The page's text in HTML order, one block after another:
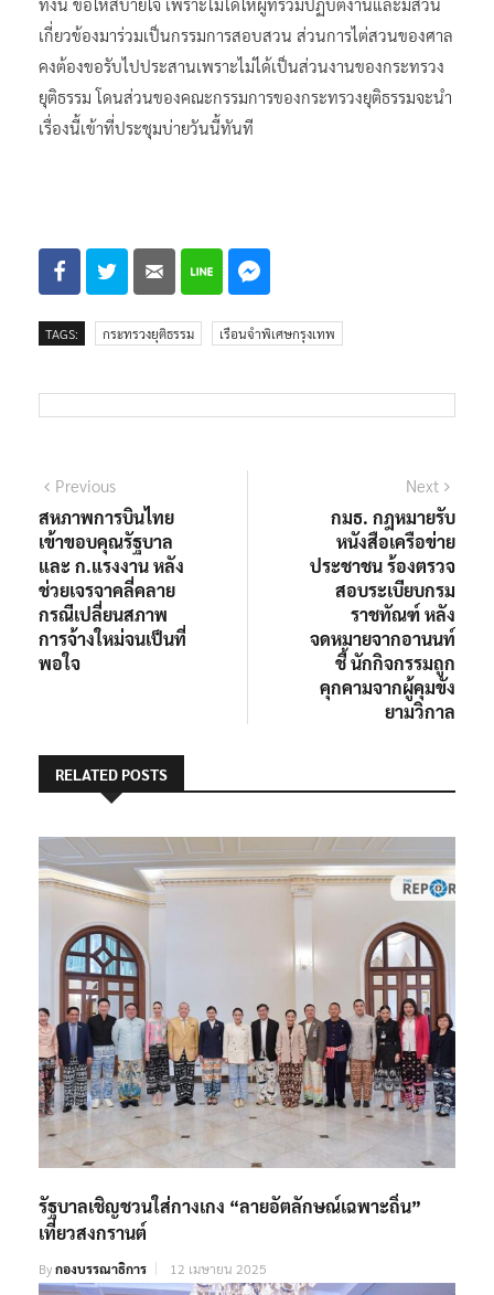
เกี่ยวข้องมาร่วมเป็นกรรมการสอบสวน ส่วนการไต่สวนของศาล
คงต้องขอรับไปประสานเพราะไม่ได้เป็นส่วนงานของกระทรวง
ยุติธรรม โดนส่วนของคณะกรรมการของกระทรวงยุติธรรมจะนำ
เรื่องนี้เข้าที่ประชุมบ่ายวันนี้ทันที
TAGS: กระทรวงยุติธรรม เรือนจำพิเศษกรุงเทพ
แนะแนว
เรื่อง
PreviousPrevious
post:
สหภาพการบินไทย
เข้าขอบคุณรัฐบาล
และ ก.แรงงาน หลัง
ช่วยเจรจาคลี่คลาย
กรณีเปลี่ยนสภาพ
การจ้างใหม่จนเป็นที่
พอใจ
Next
post:
กมธ. กฎหมายรับ
หนังสือเครือข่าย
ประชาชน ร้องตรวจ
สอบระเบียบกรม
ราชทัณฑ์ หลัง
จดหมายจากอานนท์
ชี้ นักกิจกรรมถูก
คุกคามจากผู้คุมขัง
ยามวิกาล
RELATED POSTS
รัฐบาลเชิญชวนใส่กางเกง “ลายอัตลักษณ์เฉพาะถิ่น”
เที่ยวสงกรานต์
Byกองบรรณาธิการ 12 เมษายน 2025